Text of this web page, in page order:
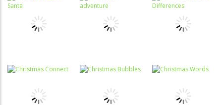
Raciocínio
Lógico
Segredo dos
Carpetes
Coordenação
Motora
Santas
Helpers
Quebra-
cabeça
Santa Claus
Motora
Touch and
Passatempo
Christmas
Associar e
Christmas
Rooms